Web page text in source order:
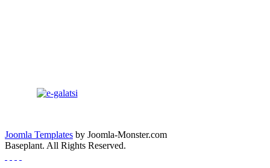
Joomla Templates by Joomla-Monster.com
Baseplant. All Rights Reserved.